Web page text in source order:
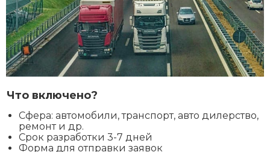
Что включено?
Сфера: автомобили, транспорт, авто дилерство,
ремонт и др.
Срок разработки 3-7 дней
Форма для отправки заявок